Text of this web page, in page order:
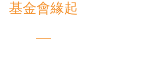
基金會緣起